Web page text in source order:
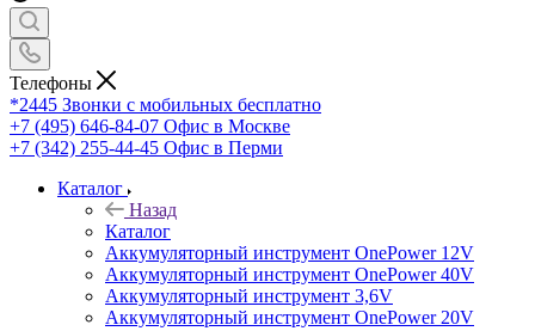
Телефоны
*2445 Звонки с мобильных бесплатно
+7 (495) 646-84-07 Офис в Москве
+7 (342) 255-44-45 Офис в Перми
Каталог
Назад
Каталог
Аккумуляторный инструмент OnePower 12V
Аккумуляторный инструмент OnePower 40V
Аккумуляторный инструмент 3,6V
Аккумуляторный инструмент OnePower 20V